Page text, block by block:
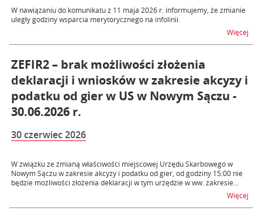
W nawiązaniu do komunikatu z 11 maja 2026 r. informujemy, że zmianie
uległy godziny wsparcia merytorycznego na infolinii.
Więcej
ZEFIR2 – brak możliwości złożenia
deklaracji i wniosków w zakresie akcyzy i
podatku od gier w US w Nowym Sączu -
30.06.2026 r.
30 czerwiec 2026
W związku ze zmianą właściwości miejscowej Urzędu Skarbowego w
Nowym Sączu w zakresie akcyzy i podatku od gier, od godziny 15:00 nie
będzie możliwości złożenia deklaracji w tym urzędzie w ww. zakresie...
Więcej